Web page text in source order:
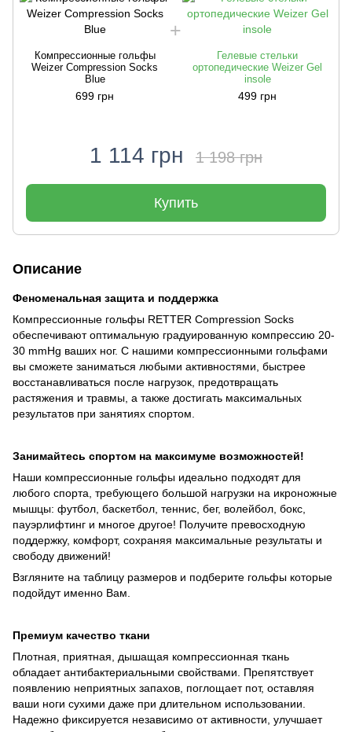
Компрессионные гольфы
Weizer Compression Socks
Blue
699 грн
Гелевые стельки
ортопедические Weizer Gel
insole
499 грн
1 114 грн 1 198 грн
Купить
Описание
Феноменальная защита и поддержка
Компрессионные гольфы RETTER Compression Socks
обеспечивают оптимальную градуированную компрессию 20-
30 mmHg ваших ног. С нашими компрессионными гольфами
вы сможете заниматься любыми активностями, быстрее
восстанавливаться после нагрузок, предотвращать
растяжения и травмы, а также достигать максимальных
результатов при занятиях спортом.
Занимайтесь спортом на максимуме возможностей!
Наши компрессионные гольфы идеально подходят для
любого спорта, требующего большой нагрузки на икроножные
мышцы: футбол, баскетбол, теннис, бег, волейбол, бокс,
пауэрлифтинг и многое другое! Получите превосходную
поддержку, комфорт, сохраняя максимальные результаты и
свободу движений!
Взгляните на таблицу размеров и подберите гольфы которые
подойдут именно Вам.
Премиум качество ткани
Плотная, приятная, дышащая компрессионная ткань
обладает антибактериальными свойствами. Препятствует
появлению неприятных запахов, поглощает пот, оставляя
ваши ноги сухими даже при длительном использовании.
Надежно фиксируется независимо от активности, улучшает